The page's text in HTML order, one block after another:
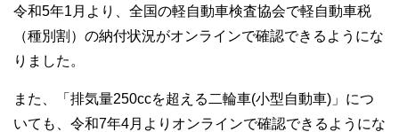
令和5年1月より、全国の軽自動車検査協会で軽自動車税
（種別割）の納付状況がオンラインで確認できるようにな
りました。
また、「排気量250ccを超える二輪車(小型自動車)」につ
いても、令和7年4月よりオンラインで確認できるようにな